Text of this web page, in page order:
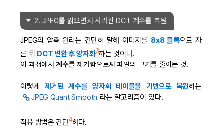
2. JPEG를 읽으면서 사라진 DCT 계수를 복원
JPEG의 압축 원리는 간단히 말해 이미지를 8x8 블록으로 자
른 뒤 DCT 변환 후 양자화3하는 것이다.
이 과정에서 계수를 제거함으로써 파일의 크기를 줄이는 것.
이렇게 제거된 계수를 양자화 테이블을 기반으로 복원하는
JPEG Quant Smooth 라는 알고리즘이 있다.
적용 방법은 간단4하다.